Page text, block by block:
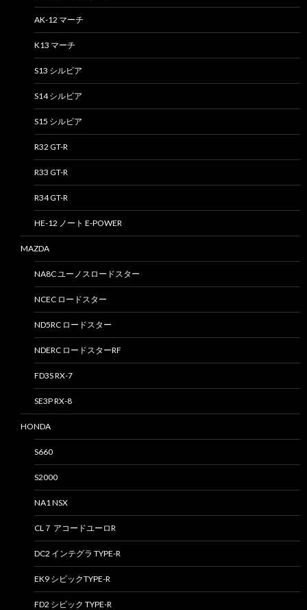
AK-12 マーチ
K13 マーチ
S13 シルビア
S14 シルビア
S15 シルビア
R32 GT-R
R33 GT-R
R34 GT-R
HE-12 ノート E-POWER
MAZDA
NA8C ユーノスロードスター
NCEC ロードスター
ND5RC ロードスター
NDERC ロードスターRF
FD3S RX-7
SE3P RX-8
HONDA
S660
S2000
NA1 NSX
CL７ アコードユーロR
DC2 インテグラ TYPE-R
EK9 シビックTYPE-R
FD2 シビック TYPE-R